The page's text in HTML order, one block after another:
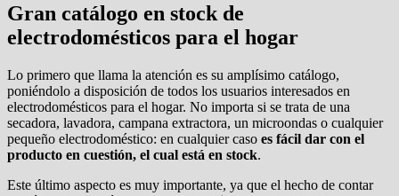
Gran catálogo en stock de
electrodomésticos para el hogar
Lo primero que llama la atención es su amplísimo catálogo,
poniéndolo a disposición de todos los usuarios interesados en
electrodomésticos para el hogar. No importa si se trata de una
secadora, lavadora, campana extractora, un microondas o cualquier
pequeño electrodoméstico: en cualquier caso es fácil dar con el
producto en cuestión, el cual está en stock.
Este último aspecto es muy importante, ya que el hecho de contar